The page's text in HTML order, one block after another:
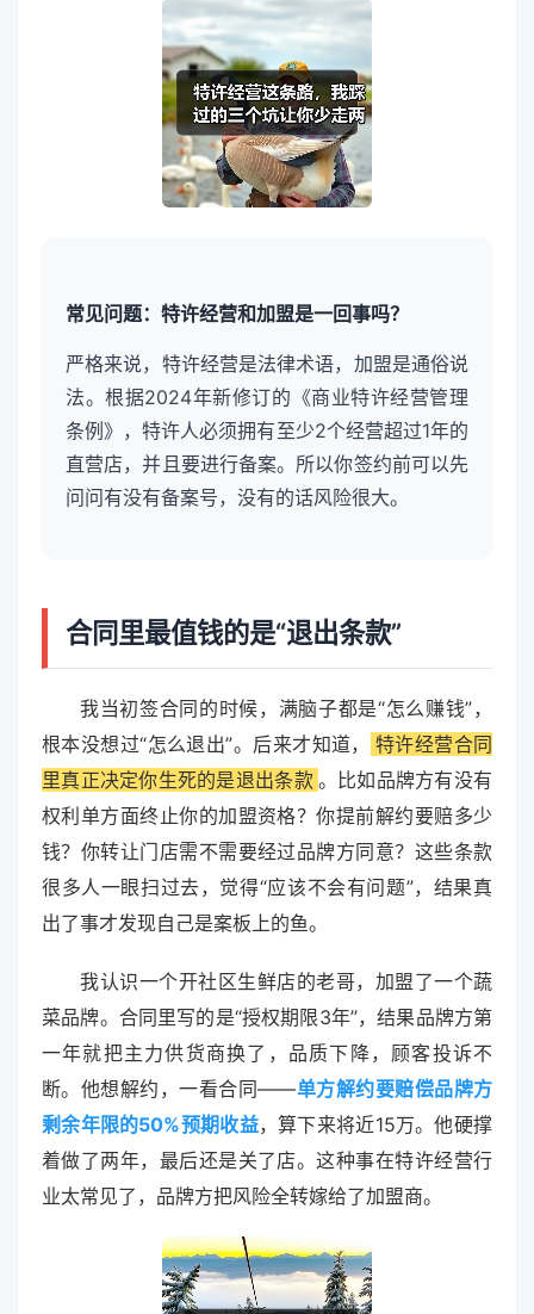
常见问题：特许经营和加盟是一回事吗？
严格来说，特许经营是法律术语，加盟是通俗说
法。根据2024年新修订的《商业特许经营管理
条例》，特许人必须拥有至少2个经营超过1年的
直营店，并且要进行备案。所以你签约前可以先
问问有没有备案号，没有的话风险很大。
合同里最值钱的是“退出条款”
我当初签合同的时候，满脑子都是“怎么赚钱”，
根本没想过“怎么退出”。后来才知道，
特许经营合同
里真正决定你生死的是退出条款 。比如品牌方有没有
权利单方面终止你的加盟资格？你提前解约要赔多少
钱？你转让门店需不需要经过品牌方同意？这些条款
很多人一眼扫过去，觉得“应该不会有问题”，结果真
出了事才发现自己是案板上的鱼。
我认识一个开社区生鲜店的老哥，加盟了一个蔬
菜品牌。合同里写的是“授权期限3年”，结果品牌方第
一年就把主力供货商换了，品质下降，顾客投诉不
断。他想解约，一看合同——单方解约要赔偿品牌方
剩余年限的50%预期收益，算下来将近15万。他硬撑
着做了两年，最后还是关了店。这种事在特许经营行
业太常见了，品牌方把风险全转嫁给了加盟商。